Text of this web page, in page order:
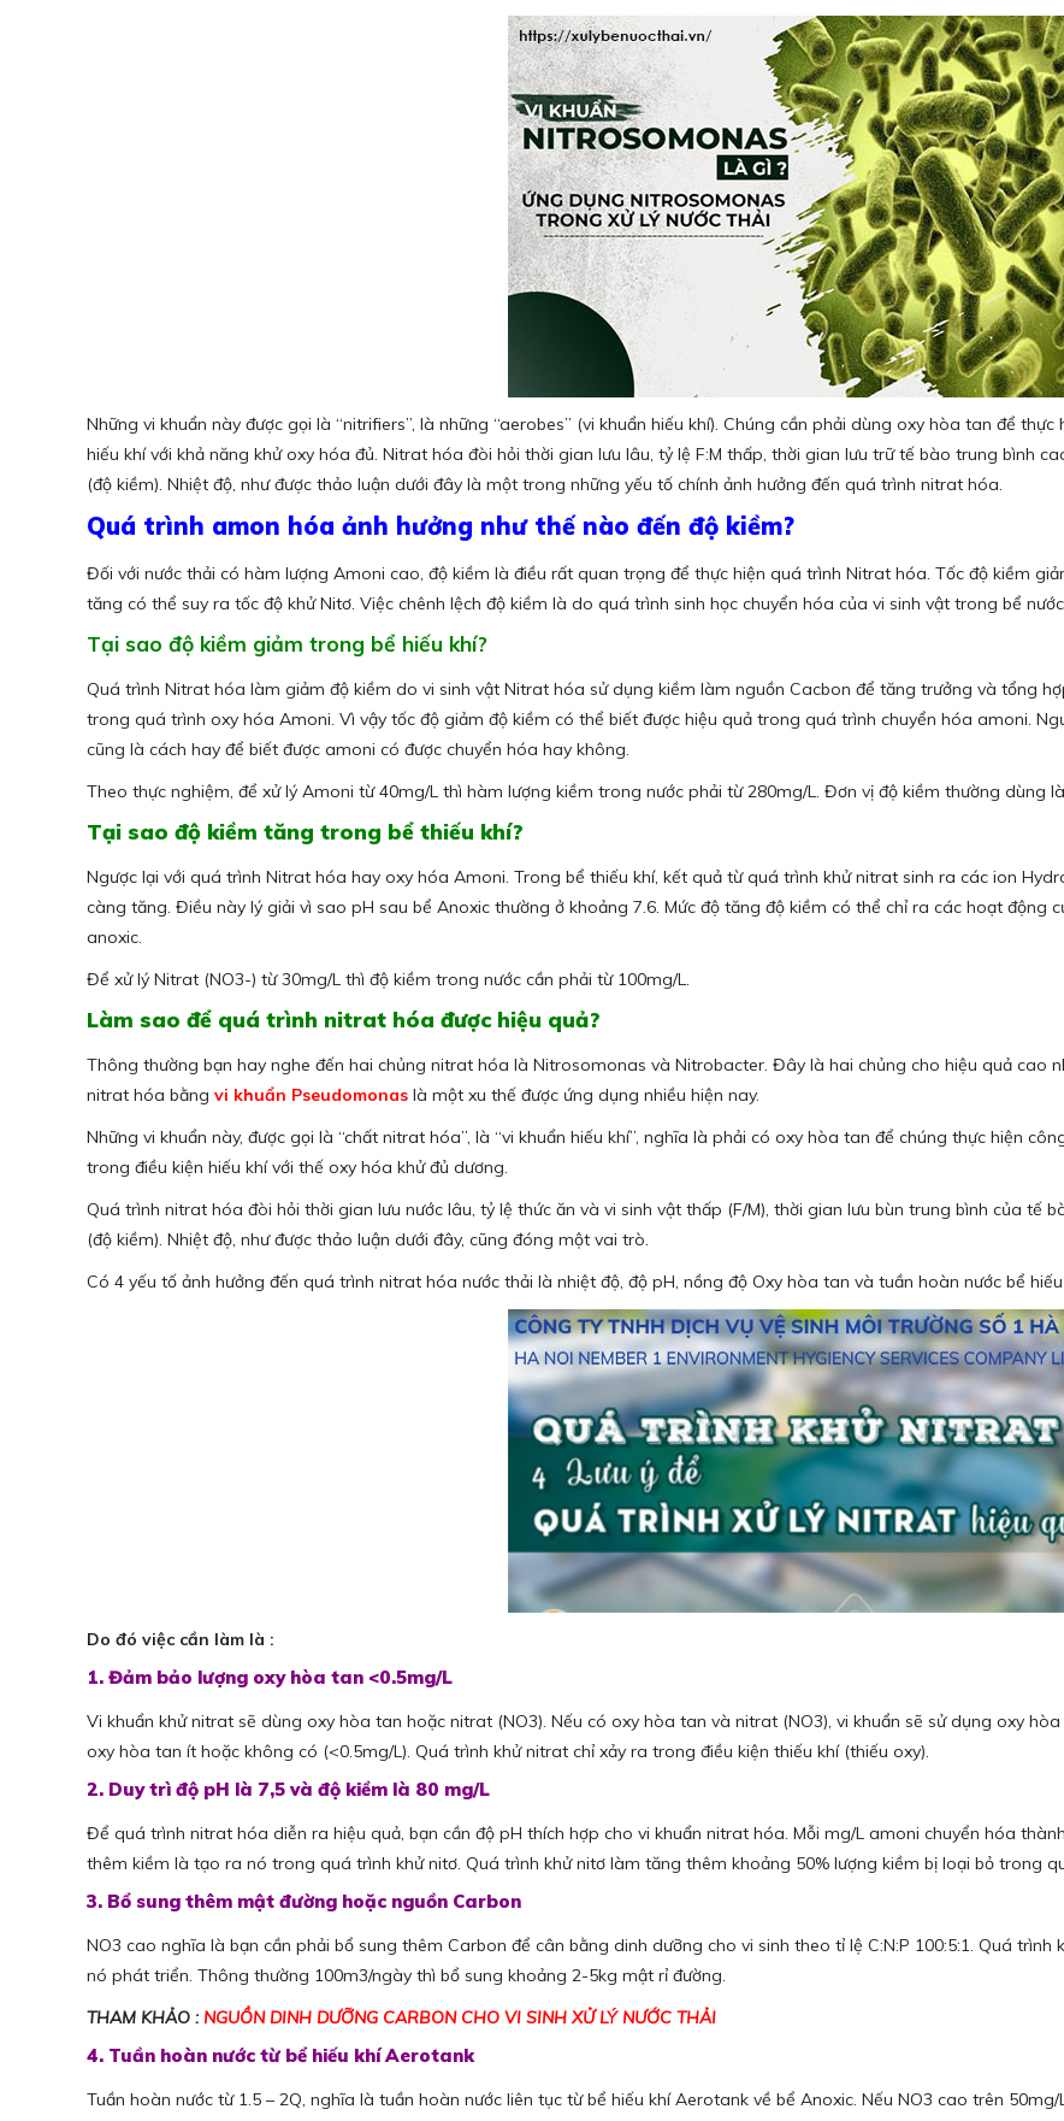
Những vi khuẩn này được gọi là “nitrifiers”, là những “aerobes” (vi khuẩn hiếu khí). Chúng cần phải dùng oxy hòa tan để
hiếu khí với khả năng khử oxy hóa đủ. Nitrat hóa đòi hỏi thời gian lưu lâu, tỷ lệ F:M thấp, thời gian lưu trữ tế bào trung bình
(độ kiềm). Nhiệt độ, như được thảo luận dưới đây là một trong những yếu tố chính ảnh hưởng đến quá trình nitrat hóa.
Quá trình amon hóa ảnh hưởng như thế nào đến độ kiềm?
Đối với nước thải có hàm lượng Amoni cao, độ kiềm là điều rất quan trọng để thực hiện quá trình Nitrat hóa. Tốc độ kiềm
tăng có thể suy ra tốc độ khử Nitơ. Việc chênh lệch độ kiềm là do quá trình sinh học chuyển hóa của vi sinh vật trong bể
Tại sao độ kiềm giảm trong bể hiếu khí?
Quá trình Nitrat hóa làm giảm độ kiềm do vi sinh vật Nitrat hóa sử dụng kiềm làm nguồn Cacbon để tăng trưởng và tổng
trong quá trình oxy hóa Amoni. Vì vậy tốc độ giảm độ kiềm có thể biết được hiệu quả trong quá trình chuyển hóa amoni.
cũng là cách hay để biết được amoni có được chuyển hóa hay không.
Theo thực nghiệm, để xử lý Amoni từ 40mg/L thì hàm lượng kiềm trong nước phải từ 280mg/L. Đơn vị độ kiềm thường dùng
Tại sao độ kiềm tăng trong bể thiếu khí?
Ngược lại với quá trình Nitrat hóa hay oxy hóa Amoni. Trong bể thiếu khí, kết quả từ quá trình khử nitrat sinh ra các ion
càng tăng. Điều này lý giải vì sao pH sau bể Anoxic thường ở khoảng 7.6. Mức độ tăng độ kiềm có thể chỉ ra các hoạt động
anoxic.
Để xử lý Nitrat (NO3-) từ 30mg/L thì độ kiềm trong nước cần phải từ 100mg/L.
Làm sao để quá trình nitrat hóa được hiệu quả?
Thông thường bạn hay nghe đến hai chủng nitrat hóa là Nitrosomonas và Nitrobacter. Đây là hai chủng cho hiệu quả cao
nitrat hóa bằng vi khuẩn Pseudomonas là một xu thế được ứng dụng nhiều hiện nay.
Những vi khuẩn này, được gọi là “chất nitrat hóa”, là “vi khuẩn hiếu khí”, nghĩa là phải có oxy hòa tan để chúng thực hiện
trong điều kiện hiếu khí với thế oxy hóa khử đủ dương.
Quá trình nitrat hóa đòi hỏi thời gian lưu nước lâu, tỷ lệ thức ăn và vi sinh vật thấp (F/M), thời gian lưu bùn trung bình của tế
(độ kiềm). Nhiệt độ, như được thảo luận dưới đây, cũng đóng một vai trò.
Có 4 yếu tố ảnh hưởng đến quá trình nitrat hóa nước thải là nhiệt độ, độ pH, nồng độ Oxy hòa tan và tuần hoàn nước bể
Do đó việc cần làm là :
1. Đảm bảo lượng oxy hòa tan <0.5mg/L
Vi khuẩn khử nitrat sẽ dùng oxy hòa tan hoặc nitrat (NO3). Nếu có oxy hòa tan và nitrat (NO3), vi khuẩn sẽ sử dụng oxy
oxy hòa tan ít hoặc không có (<0.5mg/L). Quá trình khử nitrat chỉ xảy ra trong điều kiện thiếu khí (thiếu oxy).
2. Duy trì độ pH là 7,5 và độ kiềm là 80 mg/L
Để quá trình nitrat hóa diễn ra hiệu quả, bạn cần độ pH thích hợp cho vi khuẩn nitrat hóa. Mỗi mg/L amoni chuyển hóa
thêm kiềm là tạo ra nó trong quá trình khử nitơ. Quá trình khử nitơ làm tăng thêm khoảng 50% lượng kiềm bị loại bỏ trong
3. Bổ sung thêm mật đường hoặc nguồn Carbon
NO3 cao nghĩa là bạn cần phải bổ sung thêm Carbon để cân bằng dinh dưỡng cho vi sinh theo tỉ lệ C:N:P 100:5:1. Quá
nó phát triển. Thông thường 100m3/ngày thì bổ sung khoảng 2-5kg mật rỉ đường.
THAM KHẢO : NGUỒN DINH DƯỠNG CARBON CHO VI SINH XỬ LÝ NƯỚC THẢI
4. Tuần hoàn nước từ bể hiếu khí Aerotank
Tuần hoàn nước từ 1.5 – 2Q, nghĩa là tuần hoàn nước liên tục từ bể hiếu khí Aerotank về bể Anoxic. Nếu NO3 cao trên